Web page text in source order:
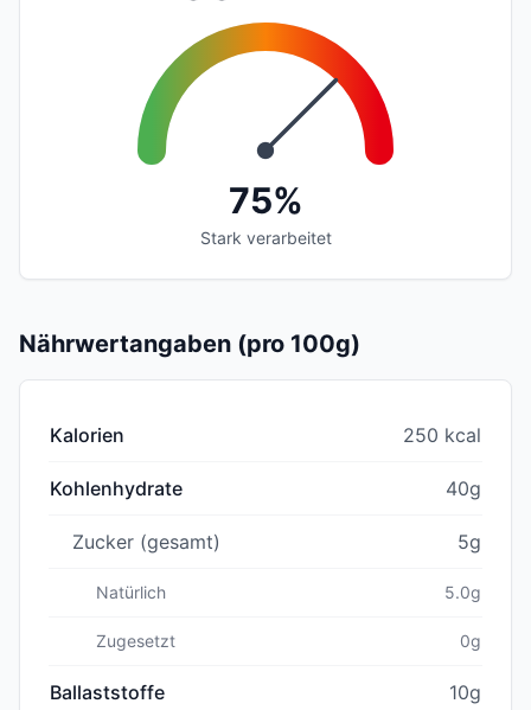
75%
Stark verarbeitet
Nährwertangaben (pro 100g)
Kalorien 250 kcal
Kohlenhydrate 40g
Zucker (gesamt) 5g
Natürlich 5.0g
Zugesetzt 0g
Ballaststoffe 10g